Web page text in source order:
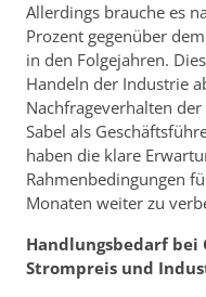
Allerdings brauche es
Prozent gegenüber
in den Folgejahren.
Handeln der Industrie
Nachfrageverhalten
Sabel als
haben die klare
Rahmenbedingungen
Monaten weiter zu
Handlungsbedarf bei
Strompreis und